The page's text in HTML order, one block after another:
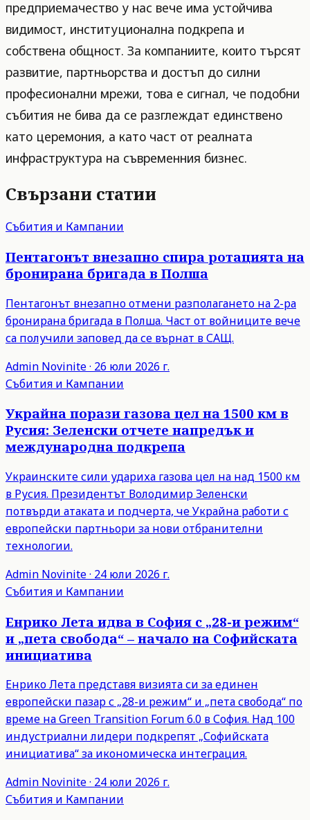
предприемачество у нас вече има устойчива
видимост, институционална подкрепа и
собствена общност. За компаниите, които търсят
развитие, партньорства и достъп до силни
професионални мрежи, това е сигнал, че подобни
събития не бива да се разглеждат единствено
като церемония, а като част от реалната
инфраструктура на съвременния бизнес.
Свързани статии
Събития и Кампании
Пентагонът внезапно спира ротацията на
бронирана бригада в Полша
Пентагонът внезапно отмени разполагането на 2-ра
бронирана бригада в Полша. Част от войниците вече
са получили заповед да се върнат в САЩ.
Admin Novinite· 26 юли 2026 г.
Събития и Кампании
Украйна порази газова цел на 1500 км в
Русия: Зеленски отчете напредък и
международна подкрепа
Украинските сили удариха газова цел на над 1500 км
в Русия. Президентът Володимир Зеленски
потвърди атаката и подчерта, че Украйна работи с
европейски партньори за нови отбранителни
технологии.
Admin Novinite· 24 юли 2026 г.
Събития и Кампании
Енрико Лета идва в София с „28-и режим“
и „пета свобода“ – начало на Софийската
инициатива
Енрико Лета представя визията си за единен
европейски пазар с „28-и режим“ и „пета свобода“ по
време на Green Transition Forum 6.0 в София. Над 100
индустриални лидери подкрепят „Софийската
инициатива“ за икономическа интеграция.
Admin Novinite· 24 юли 2026 г.
Събития и Кампании